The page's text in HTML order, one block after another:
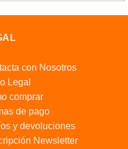
con Nosotros
Legal
comprar
de pago
y devoluciones
Newsletter